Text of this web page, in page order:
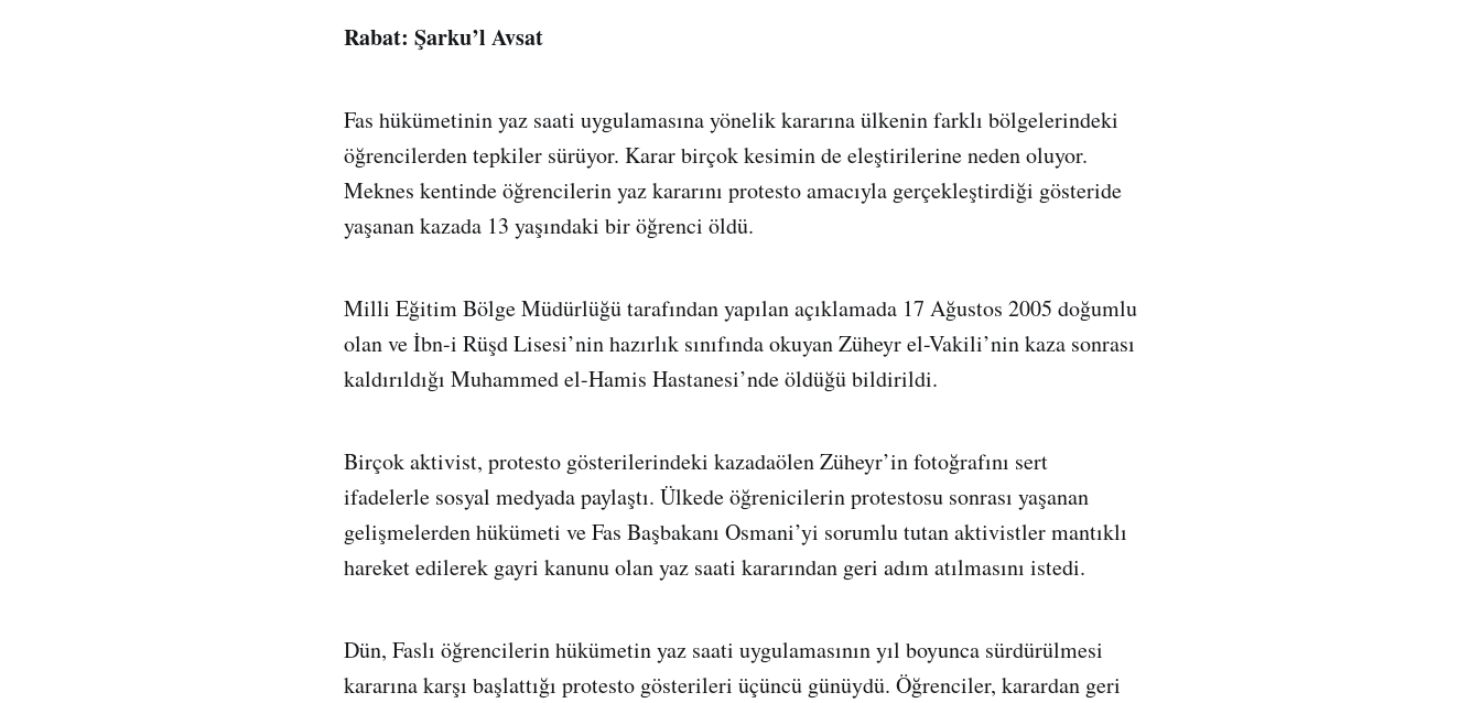
Rabat: Şarku’l Avsat
Fas hükümetinin yaz saati uygulamasına yönelik kararına ülkenin farklı bölgelerindeki
öğrencilerden tepkiler sürüyor. Karar birçok kesimin de eleştirilerine neden oluyor.
Meknes kentinde öğrencilerin yaz kararını protesto amacıyla gerçekleştirdiği gösteride
yaşanan kazada 13 yaşındaki bir öğrenci öldü.
Milli Eğitim Bölge Müdürlüğü tarafından yapılan açıklamada 17 Ağustos 2005 doğumlu
olan ve İbn-i Rüşd Lisesi’nin hazırlık sınıfında okuyan Züheyr el-Vakili’nin kaza sonrası
kaldırıldığı Muhammed el-Hamis Hastanesi’nde öldüğü bildirildi.
Birçok aktivist, protesto gösterilerindeki kazadaölen Züheyr’in fotoğrafını sert
ifadelerle sosyal medyada paylaştı. Ülkede öğrenicilerin protestosu sonrası yaşanan
gelişmelerden hükümeti ve Fas Başbakanı Osmani’yi sorumlu tutan aktivistler mantıklı
hareket edilerek gayri kanunu olan yaz saati kararından geri adım atılmasını istedi.
Dün, Faslı öğrencilerin hükümetin yaz saati uygulamasının yıl boyunca sürdürülmesi
kararına karşı başlattığı protesto gösterileri üçüncü günüydü. Öğrenciler, karardan geri